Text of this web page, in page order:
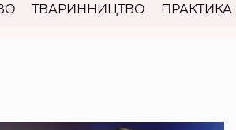
ТВАРИННИЦТВО ПРАКТИКА